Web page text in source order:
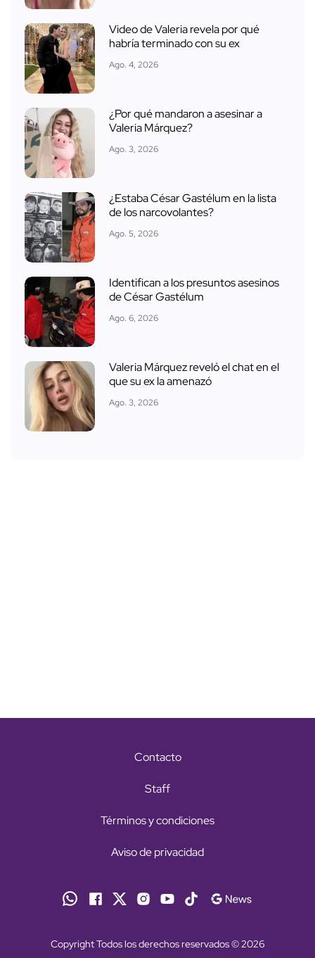
Video de Valeria revela por qué
habría terminado con su ex
Ago. 4, 2026
¿Por qué mandaron a asesinar a
Valeria Márquez?
Ago. 3, 2026
¿Estaba César Gastélum en la lista
de los narcovolantes?
Ago. 5, 2026
Identifican a los presuntos asesinos
de César Gastélum
Ago. 6, 2026
Valeria Márquez reveló el chat en el
que su ex la amenazó
Ago. 3, 2026
Contacto
Staff
Términos y condiciones
Aviso de privacidad
Copyright Todos los derechos reservados © 2026